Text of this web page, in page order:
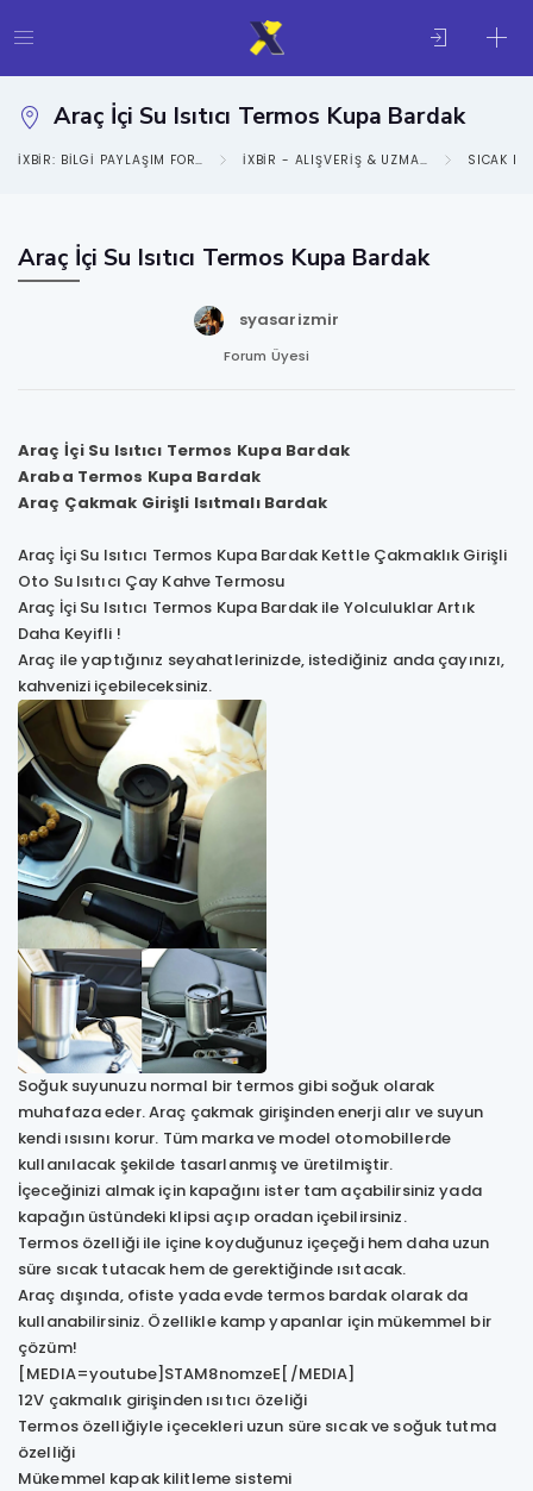
Araç İçi Su Isıtıcı Termos Kupa Bardak
IXBIR: BILGI PAYLAŞIM FORUMU IXBIR - ALIŞVERIŞ & UZMANLIK ALANLARI KATEGORISI SICAK
Araç İçi Su Isıtıcı Termos Kupa Bardak
syasarizmir
Forum Üyesi
Araç İçi Su Isıtıcı Termos Kupa Bardak
Araba Termos Kupa Bardak
Araç Çakmak Girişli Isıtmalı Bardak
Araç İçi Su Isıtıcı Termos Kupa Bardak Kettle Çakmaklık Girişli
Oto Su Isıtıcı Çay Kahve Termosu
Araç İçi Su Isıtıcı Termos Kupa Bardak ile Yolculuklar Artık
Daha Keyifli !
Araç ile yaptığınız seyahatlerinizde, istediğiniz anda çayınızı,
kahvenizi içebileceksiniz.
Soğuk suyunuzu normal bir termos gibi soğuk olarak
muhafaza eder. Araç çakmak girişinden enerji alır ve suyun
kendi ısısını korur. Tüm marka ve model otomobillerde
kullanılacak şekilde tasarlanmış ve üretilmiştir.
İçeceğinizi almak için kapağını ister tam açabilirsiniz yada
kapağın üstündeki klipsi açıp oradan içebilirsiniz.
Termos özelliği ile içine koyduğunuz içeçeği hem daha uzun
süre sıcak tutacak hem de gerektiğinde ısıtacak.
Araç dışında, ofiste yada evde termos bardak olarak da
kullanabilirsiniz. Özellikle kamp yapanlar için mükemmel bir
çözüm!
[MEDIA=youtube]STAM8nomzeE[/MEDIA]
12V çakmalık girişinden ısıtıcı özeliği
Termos özelliğiyle içecekleri uzun süre sıcak ve soğuk tutma
özelliği
Mükemmel kapak kilitleme sistemi